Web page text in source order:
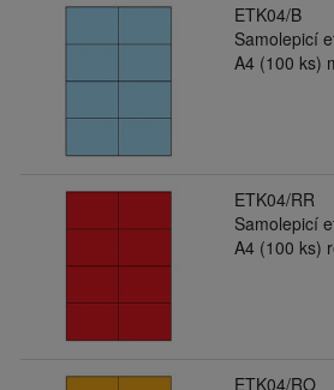
ETK04/B
Samolepicí
A4 (100 ks)
ETK04/RR
Samolepicí
A4 (100 ks)
ETK04/RO